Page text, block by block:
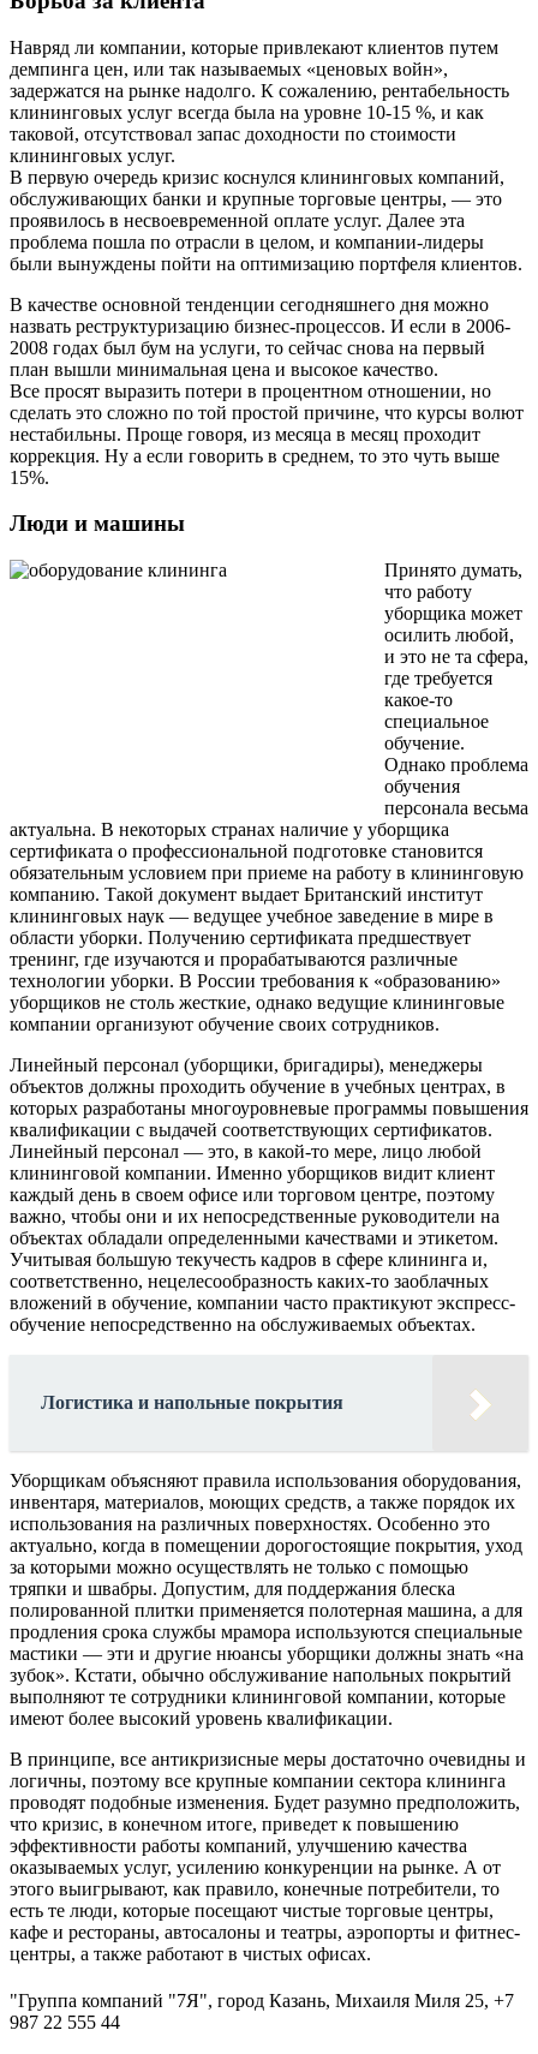
Навряд ли компании, которые привлекают клиентов путем
демпинга цен, или так называемых «ценовых войн»,
задержатся на рынке надолго. К сожалению, рентабельность
клининговых услуг всегда была на уровне 10-15 %, и как
таковой, отсутствовал запас доходности по стоимости
клининговых услуг.
В первую очередь кризис коснулся клининговых компаний,
обслуживающих банки и крупные торговые центры, — это
проявилось в несвоевременной оплате услуг. Далее эта
проблема пошла по отрасли в целом, и компании-лидеры
были вынуждены пойти на оптимизацию портфеля клиентов.
В качестве основной тенденции сегодняшнего дня можно
назвать реструктуризацию бизнес-процессов. И если в 2006-
2008 годах был бум на услуги, то сейчас снова на первый
план вышли минимальная цена и высокое качество.
Все просят выразить потери в процентном отношении, но
сделать это сложно по той простой причине, что курсы волют
нестабильны. Проще говоря, из месяца в месяц проходит
коррекция. Ну а если говорить в среднем, то это чуть выше
15%.
Люди и машины
Принято думать,
что работу
уборщика может
осилить любой,
и это не та сфера,
где требуется
какое-то
специальное
обучение.
Однако проблема
обучения
персонала весьма
актуальна. В некоторых странах наличие у уборщика
сертификата о профессиональной подготовке становится
обязательным условием при приеме на работу в клининговую
компанию. Такой документ выдает Британский институт
клининговых наук — ведущее учебное заведение в мире в
области уборки. Получению сертификата предшествует
тренинг, где изучаются и прорабатываются различные
технологии уборки. В России требования к «образованию»
уборщиков не столь жесткие, однако ведущие клининговые
компании организуют обучение своих сотрудников.
Линейный персонал (уборщики, бригадиры), менеджеры
объектов должны проходить обучение в учебных центрах, в
которых разработаны многоуровневые программы повышения
квалификации с выдачей соответствующих сертификатов.
Линейный персонал — это, в какой-то мере, лицо любой
клининговой компании. Именно уборщиков видит клиент
каждый день в своем офисе или торговом центре, поэтому
важно, чтобы они и их непосредственные руководители на
объектах обладали определенными качествами и этикетом.
Учитывая большую текучесть кадров в сфере клининга и,
соответственно, нецелесообразность каких-то заоблачных
вложений в обучение, компании часто практикуют экспресс-
обучение непосредственно на обслуживаемых объектах.
Логистика и напольные покрытия
Уборщикам объясняют правила использования оборудования,
инвентаря, материалов, моющих средств, а также порядок их
использования на различных поверхностях. Особенно это
актуально, когда в помещении дорогостоящие покрытия, уход
за которыми можно осуществлять не только с помощью
тряпки и швабры. Допустим, для поддержания блеска
полированной плитки применяется полотерная машина, а для
продления срока службы мрамора используются специальные
мастики — эти и другие нюансы уборщики должны знать «на
зубок». Кстати, обычно обслуживание напольных покрытий
выполняют те сотрудники клининговой компании, которые
имеют более высокий уровень квалификации.
В принципе, все антикризисные меры достаточно очевидны и
логичны, поэтому все крупные компании сектора клининга
проводят подобные изменения. Будет разумно предположить,
что кризис, в конечном итоге, приведет к повышению
эффективности работы компаний, улучшению качества
оказываемых услуг, усилению конкуренции на рынке. А от
этого выигрывают, как правило, конечные потребители, то
есть те люди, которые посещают чистые торговые центры,
кафе и рестораны, автосалоны и театры, аэропорты и фитнес-
центры, а также работают в чистых офисах.
"Группа компаний "7Я", город Казань, Михаиля Миля 25, +7
987 22 555 44